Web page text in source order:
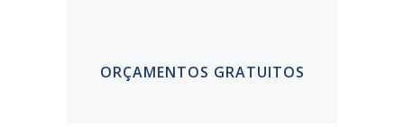
ORÇAMENTOS GRATUITOS